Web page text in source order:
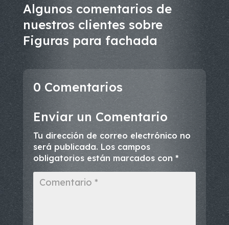
Algunos comentarios de
nuestros clientes sobre
Figuras para fachada
0 Comentarios
Enviar un Comentario
Tu dirección de correo electrónico no
será publicada. Los campos
obligatorios están marcados con *